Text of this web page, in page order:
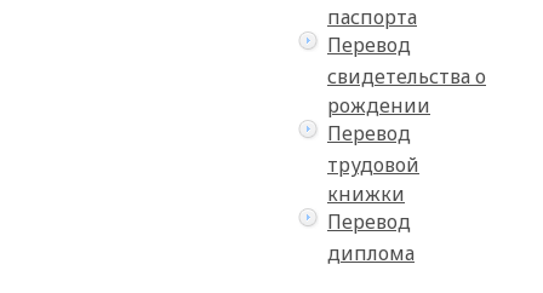
паспорта
Перевод
свидетельства о
рождении
Перевод
трудовой
книжки
Перевод
диплома